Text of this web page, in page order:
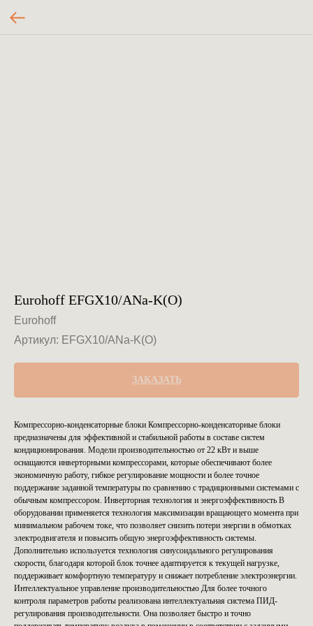
Eurohoff EFGX10/ANa-K(O)
Eurohoff
Артикул: EFGX10/ANa-K(O)
ЗАКАЗАТЬ
Компрессорно-конденсаторные блоки Компрессорно-конденсаторные блоки
предназначены для эффективной и стабильной работы в составе систем
кондиционирования. Модели производительностью от 22 кВт и выше
оснащаются инверторными компрессорами, которые обеспечивают более
экономичную работу, гибкое регулирование мощности и более точное
поддержание заданной температуры по сравнению с традиционными системами с
обычным компрессором. Инверторная технология и энергоэффективность В
оборудовании применяется технология максимизации вращающего момента при
минимальном рабочем токе, что позволяет снизить потери энергии в обмотках
электродвигателя и повысить общую энергоэффективность системы.
Дополнительно используется технология синусоидального регулирования
скорости, благодаря которой блок точнее адаптируется к текущей нагрузке,
поддерживает комфортную температуру и снижает потребление электроэнергии.
Интеллектуальное управление производительностью Для более точного
контроля параметров работы реализована интеллектуальная система ПИД-
регулирования производительности. Она позволяет быстро и точно